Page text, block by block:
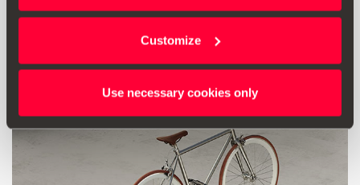
Customize
Use necessary cookies only
Moglo bi vas zanimati